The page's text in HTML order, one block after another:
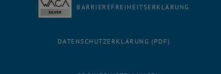
BARRIEREFREIHEITSERKLÄRUNG
DATENSCHUTZERKLÄRUNG (PDF)